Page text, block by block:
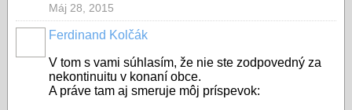
Máj 28, 2015
Ferdinand Kolčák
V tom s vami súhlasím, že nie ste zodpovedný za
nekontinuitu v konaní obce.
A práve tam aj smeruje môj príspevok: